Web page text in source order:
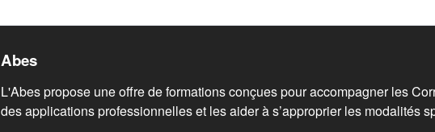
Liens de bas de page
Abes
L'Abes propose une offre de formations conçues pour accompagner les
des applications professionnelles et les aider à s’approprier les modalités